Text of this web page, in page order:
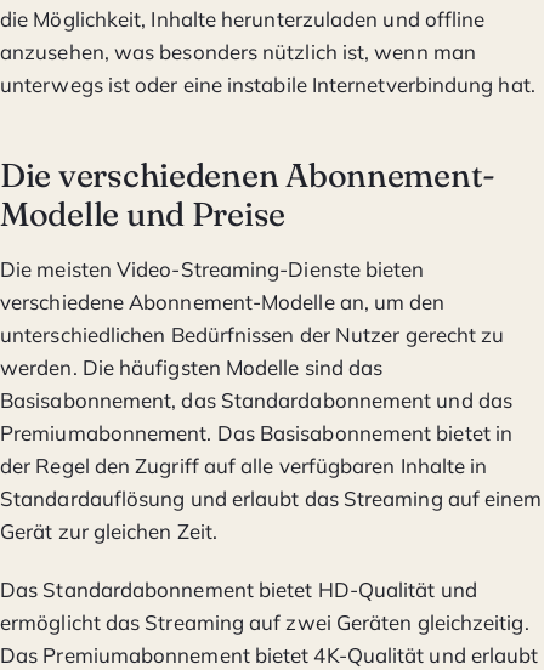
die Möglichkeit, Inhalte herunterzuladen und offline
anzusehen, was besonders nützlich ist, wenn man
unterwegs ist oder eine instabile Internetverbindung hat.
Die verschiedenen Abonnement-
Modelle und Preise
Die meisten Video-Streaming-Dienste bieten
verschiedene Abonnement-Modelle an, um den
unterschiedlichen Bedürfnissen der Nutzer gerecht zu
werden. Die häufigsten Modelle sind das
Basisabonnement, das Standardabonnement und das
Premiumabonnement. Das Basisabonnement bietet in
der Regel den Zugriff auf alle verfügbaren Inhalte in
Standardauflösung und erlaubt das Streaming auf einem
Gerät zur gleichen Zeit.
Das Standardabonnement bietet HD-Qualität und
ermöglicht das Streaming auf zwei Geräten gleichzeitig.
Das Premiumabonnement bietet 4K-Qualität und erlaubt